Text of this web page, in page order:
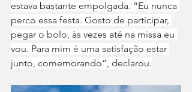
estava bastante empolgada. “Eu nunca
perco essa festa. Gosto de participar,
pegar o bolo, às vezes até na missa eu
vou. Para mim é uma satisfação estar
junto, comemorando”, declarou.